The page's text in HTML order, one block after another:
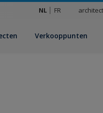
NL FR
Verkooppunten